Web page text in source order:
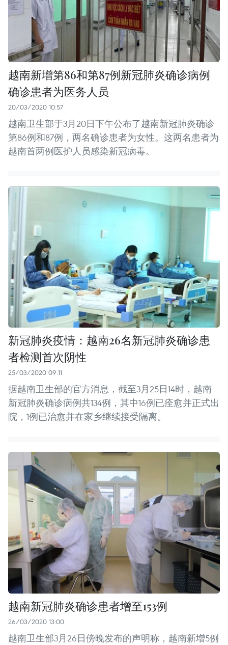
越南新增第86和第87例新冠肺炎确诊病例
确诊患者为医务人员
20/03/2020 10:57
越南卫生部于3月20日下午公布了越南新冠肺炎确诊
第86例和87例，两名确诊患者为女性。这两名患者为
越南首两例医护人员感染新冠病毒。
新冠肺炎疫情：越南26名新冠肺炎确诊患
者检测首次阴性
25/03/2020 09:11
据越南卫生部的官方消息，截至3月25日14时，越南
新冠肺炎确诊病例共134例，其中16例已痊愈并正式出
院，1例已治愈并在家乡继续接受隔离。
越南新冠肺炎确诊患者增至153例
26/03/2020 13:00
越南卫生部3月26日傍晚发布的声明称，越南新增5例